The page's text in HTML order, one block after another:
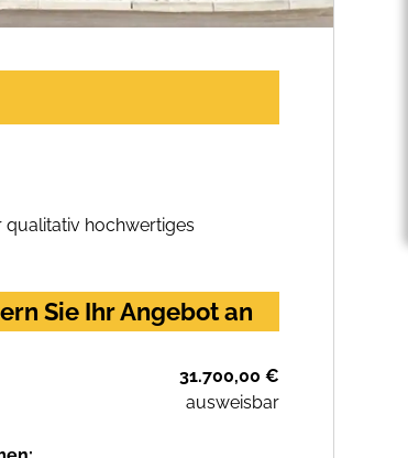
qualitativ hochwertiges
Sie Ihr Angebot an
31.700,00 €
ausweisbar